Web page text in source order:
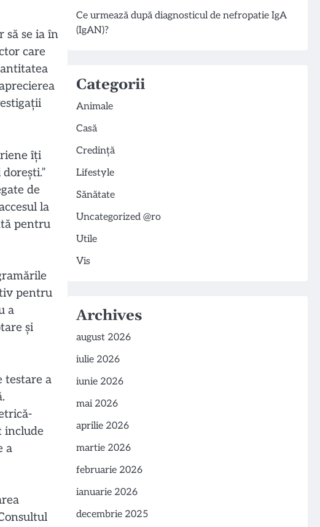
să se ia în
care
îți
de
la
pentru
pentru
a
și
testare a
include
a
Ce urmează după diagnosticul de nefropatie IgA
(IgAN)?
Categorii
Animale
Casă
Credință
Lifestyle
Sănătate
Uncategorized @ro
Utile
Vis
Archives
august 2026
iulie 2026
iunie 2026
mai 2026
aprilie 2026
martie 2026
februarie 2026
ianuarie 2026
decembrie 2025